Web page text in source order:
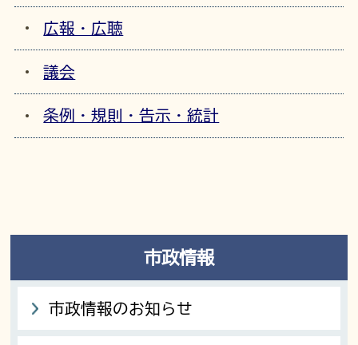
広報・広聴
議会
条例・規則・告示・統計
市政情報
市政情報のお知らせ